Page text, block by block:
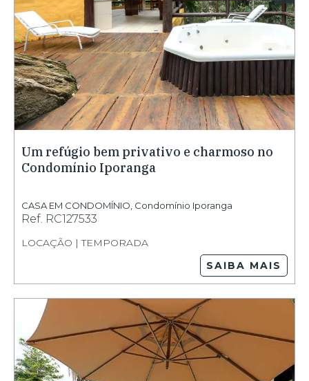
Um refúgio bem privativo e charmoso no
Condomínio Iporanga
CASA EM CONDOMÍNIO Condomínio Iporanga
Ref. RC127533
LOCAÇÃO | TEMPORADA
SAIBA MAIS